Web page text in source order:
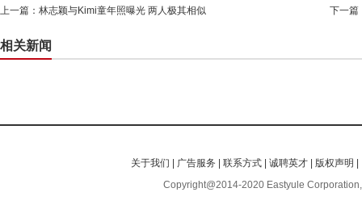
上一篇： 林志颖与Kimi童年照曝光 两人极其相似 下一篇
相关新闻
关于我们 广告服务 |联系方式 |诚聘英才 版权声明
Copyright@2014-2020 Eastyule